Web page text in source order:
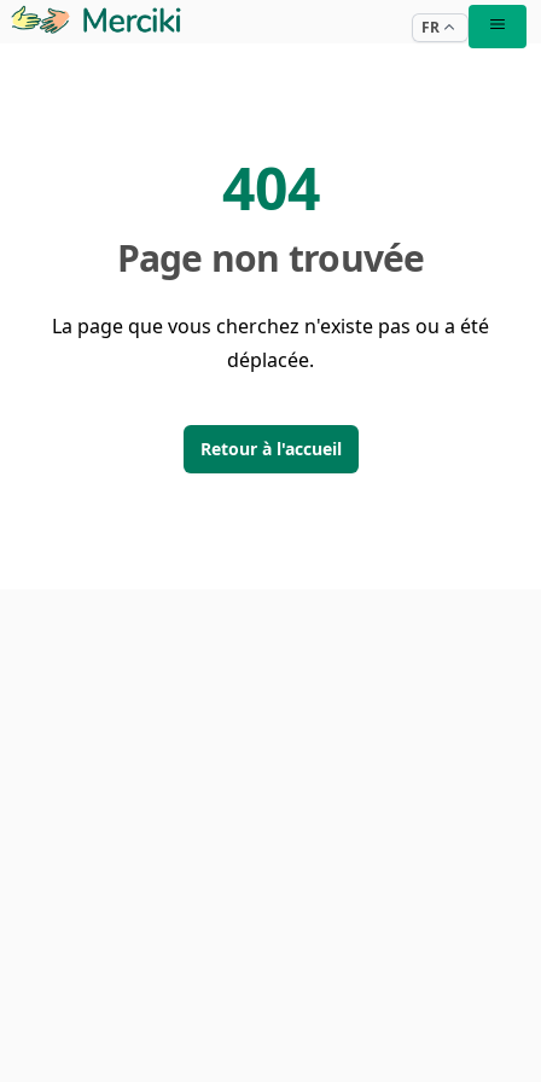
FR
404
Page non trouvée
La page que vous cherchez n'existe pas ou a été
déplacée.
Retour à l'accueil